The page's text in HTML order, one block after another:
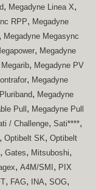
, Megadyne Linea X,
RPP, Megadyne
, Megadyne Megasync
, Megadyne
, Megadyne PV
, Megadyne
, Megadyne
Pull, Megadyne Pull
/ Challenge, Sati****,
, Optibelt SK, Optibelt
, Gates, Mitsuboshi,
, A4M/SMI, PIX
, FAG, INA, SOG,